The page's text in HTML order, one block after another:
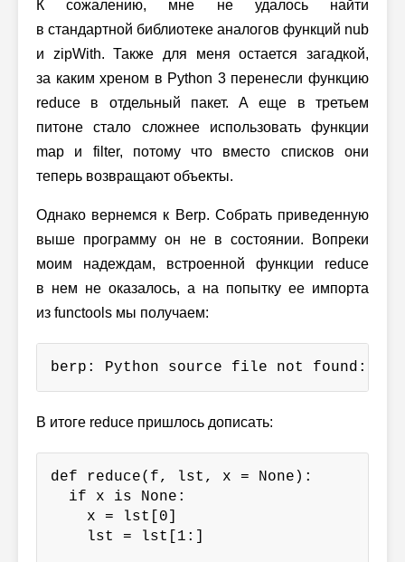
К сожалению, мне не удалось найти
в стандартной библиотеке аналогов функций nub
и zipWith. Также для меня остается загадкой,
за каким хреном в Python 3перенесли функцию
reduce в отдельный пакет. А еще в третьем
питоне стало сложнее использовать функции
map и filter, потому что вместо списков они
теперь возвращают объекты.
Однако вернемся к Berp. Собрать приведенную
выше программу он не в состоянии. Вопреки
моим надеждам, встроенной функции reduce
в нем не оказалось, а на попытку ее импорта
из functools мы получаем:
berp: Python source file not found:
В итоге reduce пришлось дописать:
def reduce(f, lst, x = None):
  if x is None:
    x = lst[0]
    lst = lst[1:]